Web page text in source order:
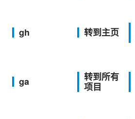
gh 转到主页
ga
转到所有
项目